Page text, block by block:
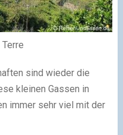
sind wieder die
kleinen Gassen in
immer sehr viel mit der